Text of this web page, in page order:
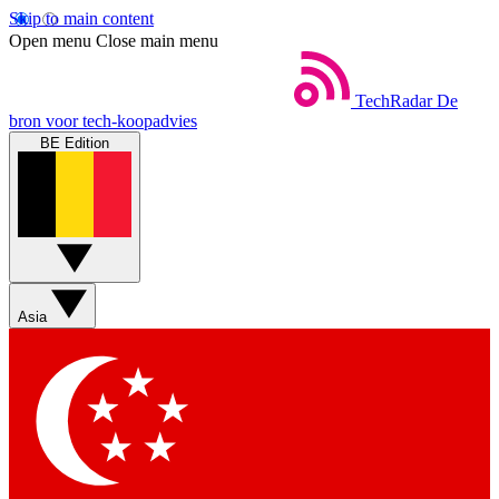
Skip to main content
Open menu Close main menu
TechRadar De
bron voor tech-koopadvies
BE Edition
Asia